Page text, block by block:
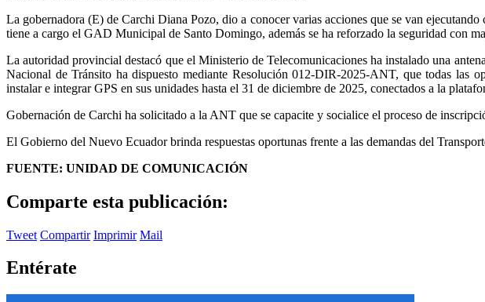
La gobernadora (E) de Carchi Diana Pozo, dio a conocer varias acciones que se van
tiene a cargo el GAD Municipal de Santo Domingo, además se ha reforzado la seguridad con
La autoridad provincial destacó que el Ministerio de Telecomunicaciones ha instalado una
Nacional de Tránsito ha dispuesto mediante Resolución 012-DIR-2025-ANT, que todas las
instalar e integrar GPS en sus unidades hasta el 31 de diciembre de 2025, conectados a la
Gobernación de Carchi ha solicitado a la ANT que se capacite y socialice el proceso de
El Gobierno del Nuevo Ecuador brinda respuestas oportunas frente a las demandas del
FUENTE: UNIDAD DE COMUNICACIÓN
Comparte esta publicación:
Tweet Compartir Imprimir Mail
Entérate